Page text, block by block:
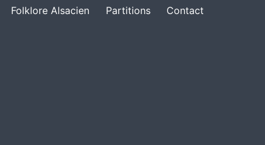
Folklore Alsacien Partitions Contact